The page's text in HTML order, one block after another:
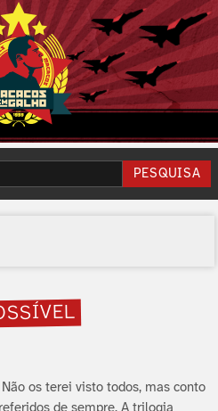
PESQUISA
os terei visto todos, mas conto